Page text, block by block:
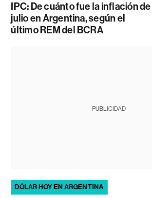
IPC: De cuánto fue la inflación de
julio en Argentina, según el
último REM del BCRA
PUBLICIDAD
DÓLAR HOY EN ARGENTINA